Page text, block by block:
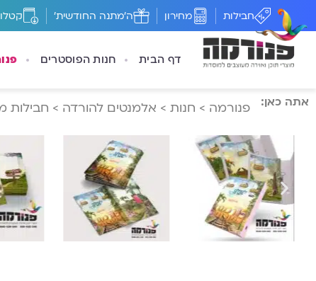
חבילות מחירון ה'מתנה החודשית'
דף הבית חנות הפוסטרים
אתה כאן: פנורמה > חנות > אלמנטים להורדה > חבילות